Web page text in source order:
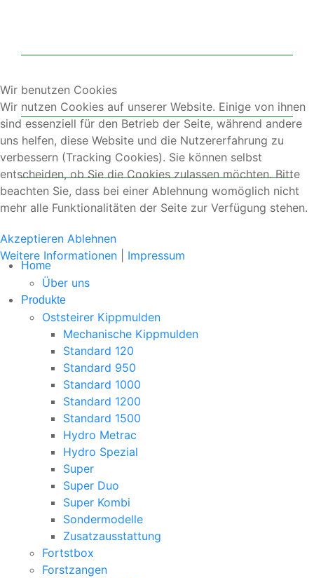
Home
Über uns
Produkte
Oststeirer Kippmulden
Mechanische Kippmulden
Standard 120
Standard 950
Standard 1000
Standard 1200
Standard 1500
Hydro Metrac
Hydro Spezial
Super
Super Duo
Super Kombi
Sondermodelle
Zusatzausstattung
Fortstbox
Forstzangen
Wir benutzen Cookies
Wir nutzen Cookies auf unserer Website. Einige von ihnen
sind essenziell für den Betrieb der Seite, während andere
uns helfen, diese Website und die Nutzererfahrung zu
verbessern (Tracking Cookies). Sie können selbst
entscheiden, ob Sie die Cookies zulassen möchten. Bitte
beachten Sie, dass bei einer Ablehnung womöglich nicht
mehr alle Funktionalitäten der Seite zur Verfügung stehen.
Akzeptieren Ablehnen
Weitere Informationen
Impressum